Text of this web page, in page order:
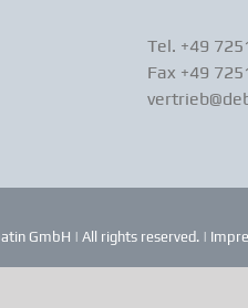
Tel. +49
Fax +49
GmbH | All rights reserved. |